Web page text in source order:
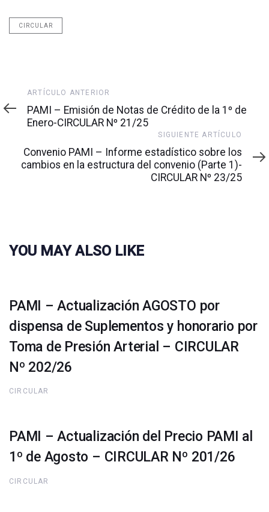
CIRCULAR
Artículo
anterior
ARTÍCULO ANTERIOR
PAMI – Emisión de Notas de Crédito de la 1º de
Enero-CIRCULAR Nº 21/25
artículo
SIGUIENTE ARTÍCULO
Convenio PAMI – Informe estadístico sobre los
cambios en la estructura del convenio (Parte 1)-
CIRCULAR Nº 23/25
YOU MAY ALSO LIKE
PAMI – Actualización AGOSTO por
dispensa de Suplementos y honorario por
Toma de Presión Arterial – CIRCULAR
Nº 202/26
CIRCULAR
PAMI – Actualización del Precio PAMI al
1º de Agosto – CIRCULAR Nº 201/26
CIRCULAR